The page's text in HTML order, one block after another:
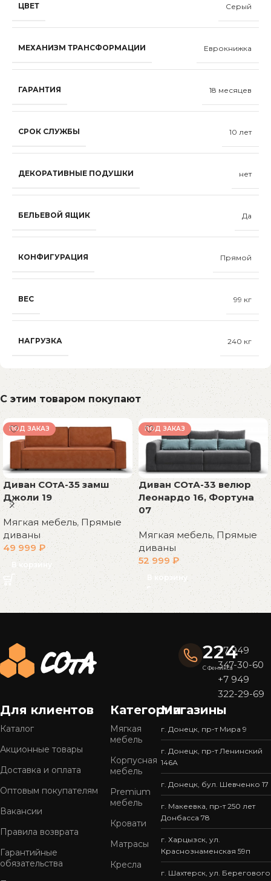
ЦВЕТ Серый
МЕХАНИЗМ ТРАНСФОРМАЦИИ Еврокнижка
ГАРАНТИЯ 18 месяцев
СРОК СЛУЖБЫ 10 лет
ДЕКОРАТИВНЫЕ ПОДУШКИ нет
БЕЛЬЕВОЙ ЯЩИК Да
КОНФИГУРАЦИЯ Прямой
ВЕС 99 кг
НАГРУЗКА 240 кг
С этим товаром покупают
ПОД ЗАКАЗ
Диван СОтА-35 замш
Джоли 19
Мягкая мебель, Прямые
диваны
49 999 ₽
В корзину
ПОД ЗАКАЗ
Диван СОтА-33 велюр
Леонардо 16, Фортуна
07
Мягкая мебель, Прямые
диваны
52 999₽
В корзину
Read More
224
С Феникса
+7 949
347-30-60
+7 949
322-29-69
Для клиентов
Каталог
Акционные товары
Доставка и оплата
Оптовым покупателям
Вакансии
Правила возврата
Гарантийные
обязательства
Категории
Мягкая
мебель
Корпусная
мебель
Premium
мебель
Кровати
Матрасы
Кресла
Магазины
г. Донецк, пр-т Мира 9
г. Донецк, пр-т Ленинский
146А
г. Донецк, бул. Шевченко 17
г. Макеевка, пр-т 250 лет
Донбасса 78
г. Харцызск, ул.
Краснознаменская 59п
г. Шахтерск, ул. Берегового